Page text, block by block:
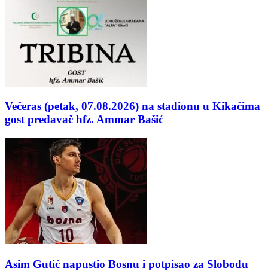
Večeras (petak, 07.08.2026) na stadionu u Kikačima
gost predavač hfz. Ammar Bašić
Asim Gutić napustio Bosnu i potpisao za Slobodu